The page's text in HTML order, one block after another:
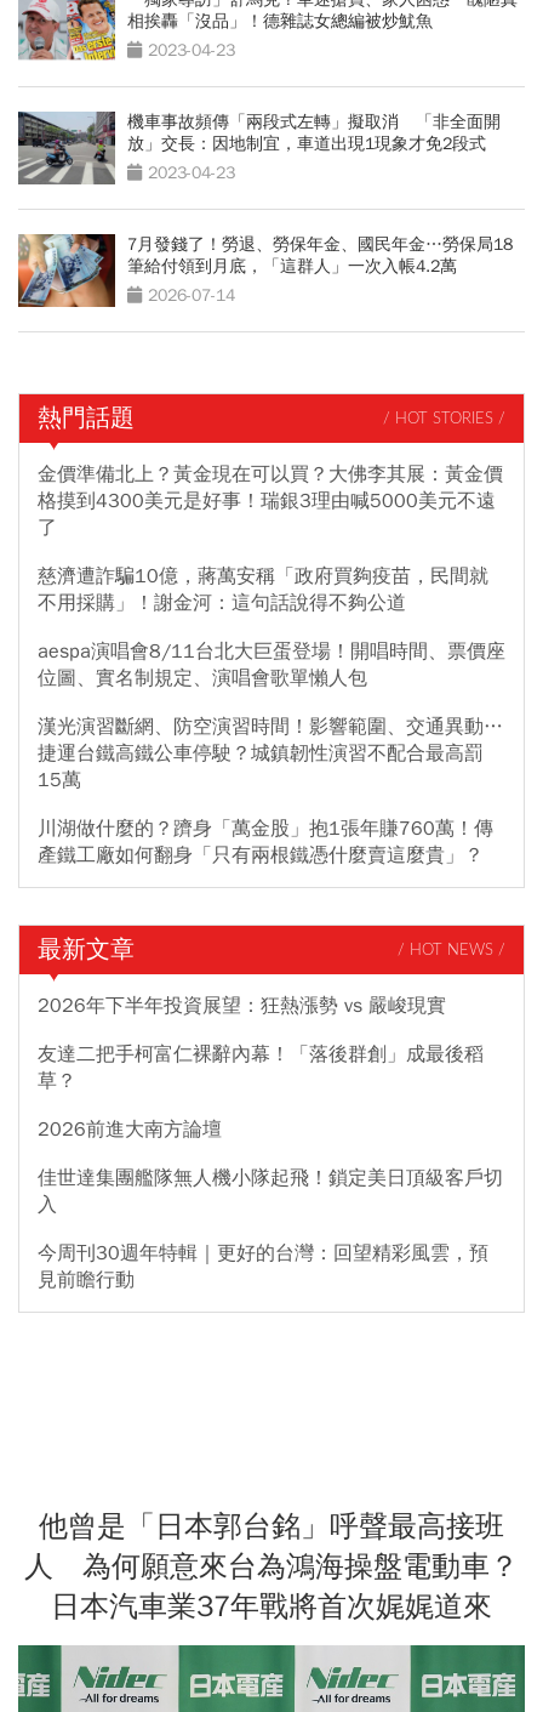
相挨轟「沒品」！德雜誌女總編被炒魷魚
2023-04-23
機車事故頻傳「兩段式左轉」擬取消 「非全面開
放」交長：因地制宜，車道出現1現象才免2段式
2023-04-23
7月發錢了！勞退、勞保年金、國民年金…勞保局18
筆給付領到月底，「這群人」一次入帳4.2萬
2026-07-14
熱門話題 / HOT STORIES /
金價準備北上？黃金現在可以買？大佛李其展：黃金價
格摸到4300美元是好事！瑞銀3理由喊5000美元不遠
了
慈濟遭詐騙10億，蔣萬安稱「政府買夠疫苗，民間就
不用採購」！謝金河：這句話說得不夠公道
aespa演唱會8/11台北大巨蛋登場！開唱時間、票價座
位圖、實名制規定、演唱會歌單懶人包
漢光演習斷網、防空演習時間！影響範圍、交通異動…
捷運台鐵高鐵公車停駛？城鎮韌性演習不配合最高罰
15萬
川湖做什麼的？躋身「萬金股」抱1張年賺760萬！傳
產鐵工廠如何翻身「只有兩根鐵憑什麼賣這麼貴」？
最新文章 / HOT NEWS /
2026年下半年投資展望：狂熱漲勢 vs 嚴峻現實
友達二把手柯富仁裸辭內幕！「落後群創」成最後稻
草？
2026前進大南方論壇
佳世達集團艦隊無人機小隊起飛！鎖定美日頂級客戶切
入
今周刊30週年特輯｜更好的台灣：回望精彩風雲，預
見前瞻行動
他曾是「日本郭台銘」呼聲最高接班
人 為何願意來台為鴻海操盤電動車？
日本汽車業37年戰將首次娓娓道來